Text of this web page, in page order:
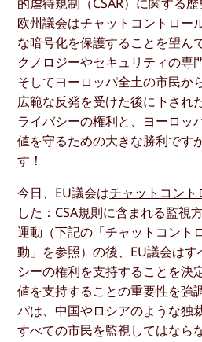
欧州議会はチャットコントロー
な暗号化を保護することを望ん
クノロジーやセキュリティの専
そしてヨーロッパ全土の市民か
広範な反発を受けた後に下され
ライバシーの権利と、ヨーロッ
値を守るための大きな勝利です
す！
今日、EU議会はチャットコント
した：CSA規則に含まれる監視
運動（下記の「チャットコント
動」を参照）の後、EU議会は
シーの権利を支持することを決
値を支持することの重要性を強
パは、中国やロシアのような独
すべての市民を監視してはなら